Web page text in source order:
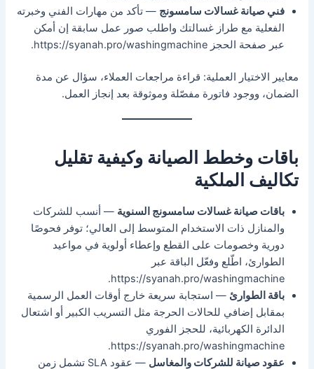
فني صيانة غسالات سامسونج — تأكد من مهارات الفني وخبرته
الفعلية مع طراز غسالتك واطلب صور عمل سابقة إن أمكن
عبر صفحة الحجز https://syanah.pro/washingmachine.
معايير الاختيار العملية: قراءة مراجعات العملاء، سؤال عن مدة
الضمان، ووجود فاتورة مفصّلة وموثوقة بعد إنجاز العمل.
باقات وخطط الصيانة وكيفية تقليل
تكاليف الملكية
باقات صيانة غسالات سامسونج السنوية — أنسب للشركات
والمنازل ذات الاستخدام المتوسط إلى العالي؛ توفر فحوصًا
دورية وخصومات على القطع وإعطاء أولوية في مواعيد
الطوارئ، اطّلع وفعّل الباقة عبر
https://syanah.pro/washingmachine.
باقة الطوارئ — استجابة سريعة خارج أوقات العمل الرسمية
بمقابل إضافي للحالات الحرجة مثل التسريب الكبير أو اشتعال
الدائرة الكهربائية، للحجز الفوري
https://syanah.pro/washingmachine.
عقود صيانة للشركات والمغاسل
— عقود SLA تشمل زمن